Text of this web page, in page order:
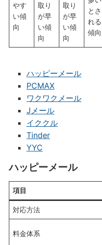
やす
い傾
向
取り
が早
い傾
向
取り
が早
い傾
向
とさ
れる
傾向
ハッピーメール
PCMAX
ワクワクメール
Jメール
イククル
Tinder
YYC
ハッピーメール
項目
対応方法
料金体系